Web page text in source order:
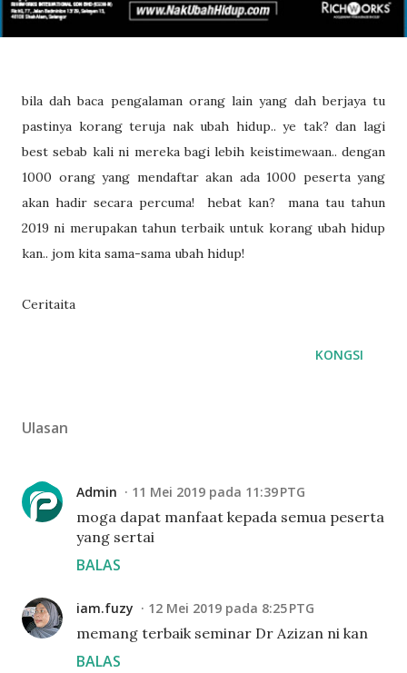
bila dah baca pengalaman orang lain yang dah berjaya tu
pastinya korang teruja nak ubah hidup.. ye tak? dan lagi
best sebab kali ni mereka bagi lebih keistimewaan.. dengan
1000 orang yang mendaftar akan ada 1000 peserta yang
akan hadir secara percuma! hebat kan? mana tau tahun
2019 ni merupakan tahun terbaik untuk korang ubah hidup
kan.. jom kita sama-sama ubah hidup!
Ceritaita
KONGSI
Ulasan
Admin 11 Mei 2019 pada 11:39 PTG
moga dapat manfaat kepada semua peserta
yang sertai
BALAS
iam.fuzy 12 Mei 2019 pada 8:25 PTG
memang terbaik seminar Dr Azizan ni kan
BALAS